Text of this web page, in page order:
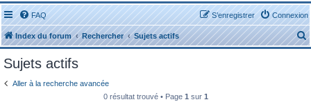
FAQ Connexion
S’enregistrer
Index du forum Rechercher Sujets actifs
e
Sujets actifs
Aller à la recherche avancée
0 résultat trouvé • Page 1 sur 1